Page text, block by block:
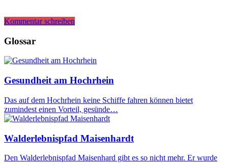
Kommentar schreiben
Glossar
Gesundheit am Hochrhein
Das auf dem Hochrhein keine Schiffe fahren können bietet
zumindest einen Vorteil, gesünde…
Walderlebnispfad Maisenhardt
Den Walderlebnispfad Maisenhard gibt es so nicht mehr. Er wurde